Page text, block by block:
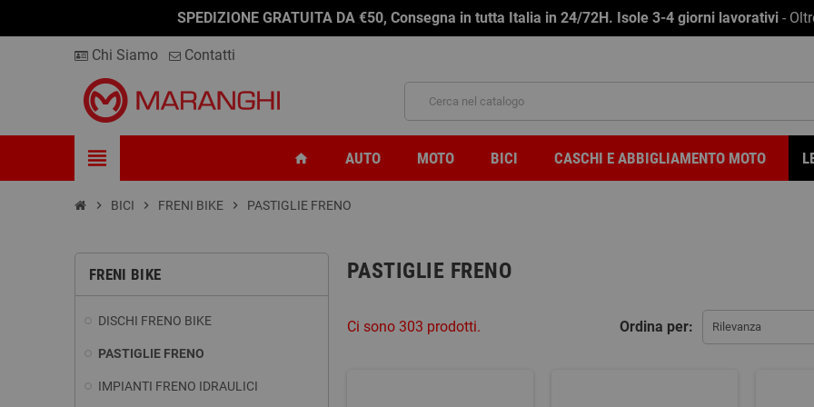
SPEDIZIONE GRATUITA DA €50, Consegna in tutta Italia in 24/72H. Isole 3-4 giorni lavorativi -
Chi Siamo Contatti
view_headline home AUTO MOTO BICI CASCHI E ABBIGLIAMENTO MOTO
chevron_right BICI chevron_right FRENI BIKE chevron_right PASTIGLIE FRENO
FRENI BIKE
DISCHI FRENO BIKE
PASTIGLIE FRENO
IMPIANTI FRENO IDRAULICI
PASTIGLIE FRENO
Ordina per: Rilevanza
Ci sono 303 prodotti.